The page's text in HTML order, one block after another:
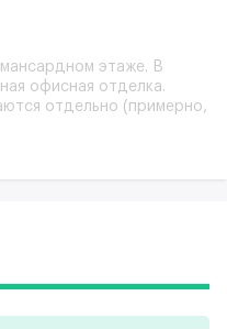
этаже. В
офисная отделка.
отдельно (примерно,